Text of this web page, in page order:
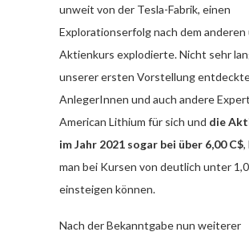
unweit von der Tesla-Fabrik, einen
Explorationserfolg nach dem anderen
Aktienkurs explodierte. Nicht sehr
unserer ersten Vorstellung
AnlegerInnen und auch andere
American Lithium für sich und die
im Jahr 2021 sogar bei über 6,00 C$,
man bei Kursen von deutlich unter
einsteigen können.
Nach der Bekanntgabe nun weiterer